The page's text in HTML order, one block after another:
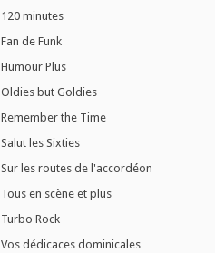
120 minutes
Fan de Funk
Humour Plus
Oldies but Goldies
Remember the Time
Salut les Sixties
Sur les routes de l'accordéon
Tous en scène et plus
Turbo Rock
Vos dédicaces dominicales